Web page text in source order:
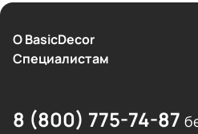
О BasicDecor
Cпециалистам
8 (800) 775-74-87